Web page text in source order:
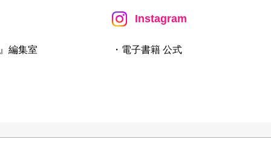
編集室
Instagram
・電子書籍 公式